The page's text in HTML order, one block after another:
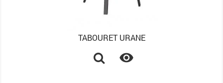
TABOURET URANE
